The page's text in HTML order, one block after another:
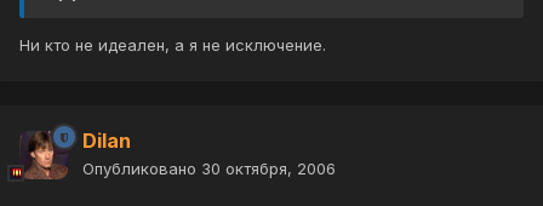
Ни кто не идеален, а я не исключение.
Dilan
Опубликовано 30 октября, 2006